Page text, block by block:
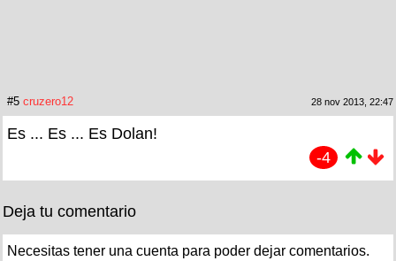
#5 cruzero12 28 nov 2013, 22:47
Es ... Es ... Es Dolan!
-4
Deja tu comentario
Necesitas tener una cuenta para poder dejar comentarios.